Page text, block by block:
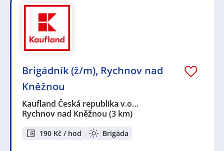
Seznam zobrazených firem s inzercí dle nastavené
KPK sport s.r.o.
Česká republika v.o.s.
DIPLO Transport & Logistics a.s.
Agentura STUDENT s.r.o.,Lada Němečková
Martin
,Enter-Prise Sorting, s.r.o. Mgr. Radek Vokál
CROSSDOCK GROUP s.r.o.
Seznam lokalit v zobrazených inzerátech:
Celá ČR,Hradec Králové,Rychnov nad Kněžnou
nad Orlicí,Pražské Předměstí, Vysoké Mýto
Náchod ,Plácky, Hradec Králové
Brigádník (ž/m), Rychnov nad
Kněžnou
Kaufland Česká republika v.o…
Rychnov nad Kněžnou (3 km)
190 Kč / hod Brigáda